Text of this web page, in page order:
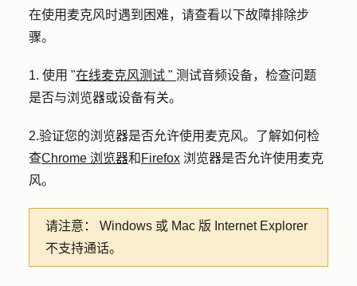
在使用麦克风时遇到困难，请查看以下故障排除步
骤。
1. 使用 "在线麦克风测试 " 测试音频设备，检查问题
是否与浏览器或设备有关。
2.验证您的浏览器是否允许使用麦克风。了解如何检
查Chrome 浏览器和 Firefox 浏览器是否允许使用麦克
风。
请注意： Windows 或 Mac 版 Internet Explorer
不支持通话。